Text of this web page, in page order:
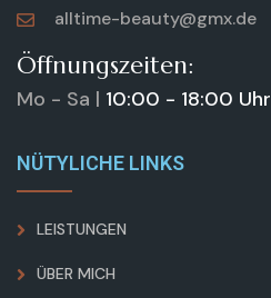
alltime-beauty@gmx.de
Öffnungszeiten:
Mo - Sa | 10:00 - 18:00 Uhr
NÜTYLICHE LINKS
LEISTUNGEN
ÜBER MICH